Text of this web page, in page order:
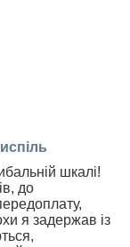
шкалі!
до
я задержав із